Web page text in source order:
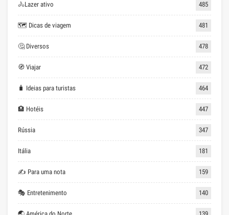
🚴Lazer ativo 485
🗺 Dicas de viagem 481
🤔 Diversos 478
🧭 Viajar 472
🧳 Ideias para turistas 464
🏨 Hotéis 447
Rússia 347
Itália 181
✍ Para uma nota 159
🎭 Entretenimento 140